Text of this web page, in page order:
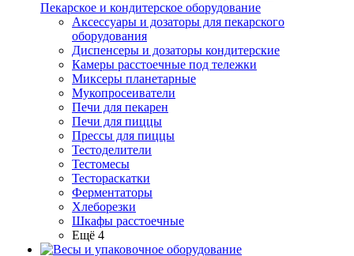
Пекарское и кондитерское оборудование
Аксессуары и дозаторы для пекарского
оборудования
Диспенсеры и дозаторы кондитерские
Камеры расстоечные под тележки
Миксеры планетарные
Мукопросеиватели
Печи для пекарен
Печи для пиццы
Прессы для пиццы
Тестоделители
Тестомесы
Тестораскатки
Ферментаторы
Хлеборезки
Шкафы расстоечные
Ещё 4